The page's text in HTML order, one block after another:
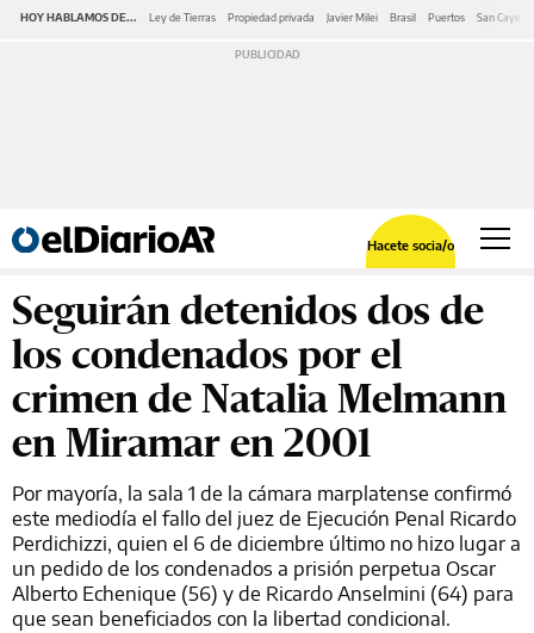
HOY HABLAMOS DE... Ley de Tierras Propiedad privada Javier Milei Brasil Puertos San
Hacete socia/o
Seguirán detenidos dos de
los condenados por el
crimen de Natalia Melmann
en Miramar en 2001
Por mayoría, la sala 1 de la cámara marplatense confirmó
este mediodía el fallo del juez de Ejecución Penal Ricardo
Perdichizzi, quien el 6 de diciembre último no hizo lugar a
un pedido de los condenados a prisión perpetua Oscar
Alberto Echenique (56) y de Ricardo Anselmini (64) para
que sean beneficiados con la libertad condicional.